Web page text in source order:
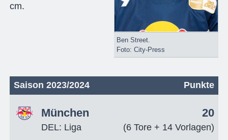
Ben Street.
Foto: City-Press
cm.
Saison 2023/2024 Punkte
München
DEL: Liga
20
(6 Tore + 14 Vorlagen)